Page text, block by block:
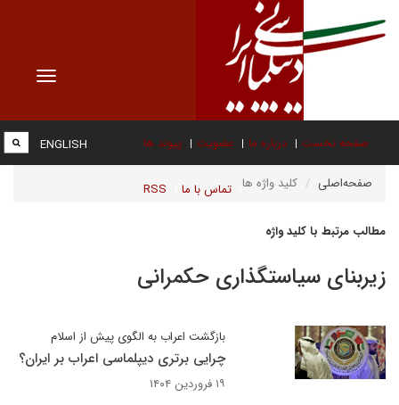
Toggle
صفحه نخست درباره ما عضویت پیوند ها
تماس با ما RSS
ENGLISH
صفحه‌اصلی کلید واژه ها
مطالب مرتبط با کلید واژه
زیربنای سیاستگذاری حکمرانی
بازگشت اعراب به الگوی پیش از اسلام
چرایی برتری دیپلماسی اعراب بر ایران؟
۱۹ فروردین ۱۴۰۴